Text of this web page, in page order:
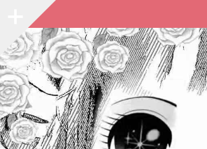
Sidebar